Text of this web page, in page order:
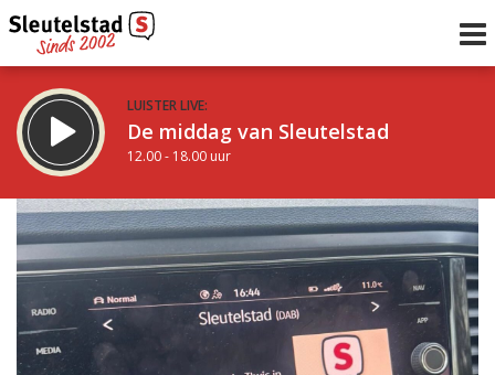
LUISTER LIVE:
De middag van Sleutelstad
12.00 - 18.00 uur
STRAKS:
De avond van Sleutelstad
18.00 - 21.00 uur
Vorig uur
uur 1 van 0 Volgend uur